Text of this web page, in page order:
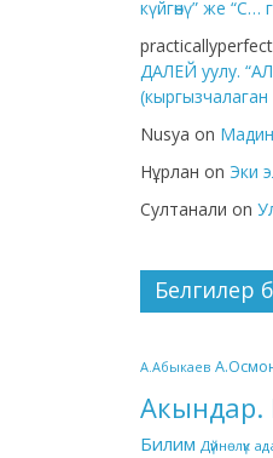
күйгөнү” же
ДАЛЕЙ уулу.
Nusya on
Нұрлан on Эки
Султанали on
Белгилер
А.Абыкаев
Акындар.
Билим Дүйнөлүк